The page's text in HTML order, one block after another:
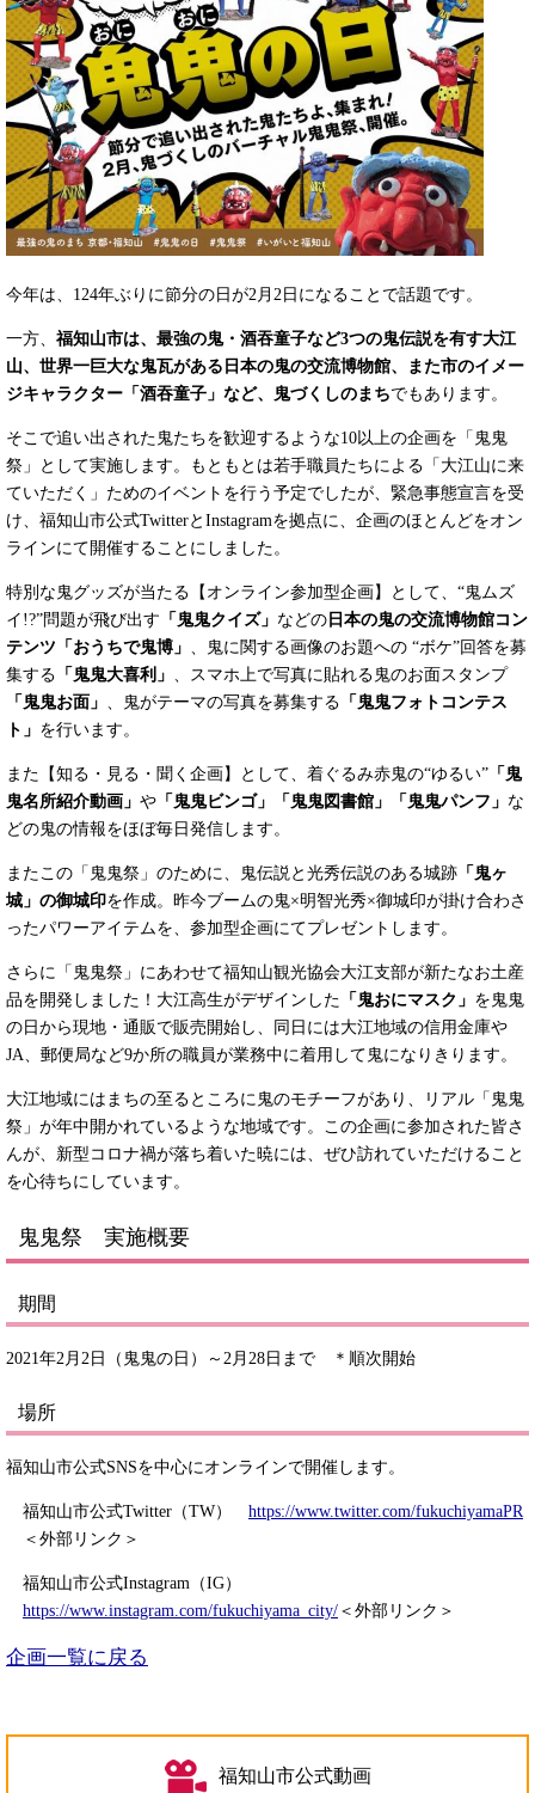
今年は、124年ぶりに節分の日が2月2日になることで話題です。
一方、 福知山市は、最強の鬼・酒吞童子など3つの鬼伝説を有す大江
山、世界一巨大な鬼瓦がある日本の鬼の交流博物館、また市のイメー
ジキャラクター「酒吞童子」など、鬼づくしのまちでもあります 。
そこで追い出された鬼たちを歓迎するような10以上の企画を「鬼鬼
祭」として実施します。もともとは若手職員たちによる「大江山に来
ていただく」ためのイベントを行う予定でしたが、緊急事態宣言を受
け、福知山市公式TwitterとInstagramを拠点に、企画のほとんどをオン
ラインにて開催することにしました。
特別な鬼グッズが当たる【オンライン参加型企画】として、“鬼ムズ
イ!?”問題が飛び出す 「鬼鬼クイズ」 などの 日本の鬼の交流博物館コン
テンツ「おうちで鬼博」
、鬼に関する画像のお題への “ボケ”回答を募
集する 「鬼鬼大喜利」
、スマホ上で写真に貼れる鬼のお面スタンプ
「鬼鬼お面」
、鬼がテーマの写真を募集する 「鬼鬼フォトコンテス
ト」 を行います。
また【知る・見る・聞く企画】として、着ぐるみ赤鬼の“ゆるい” 「鬼
鬼名所紹介動画」 や 「鬼鬼ビンゴ」「鬼鬼図書館」「鬼鬼パンフ」 な
どの鬼の情報をほぼ毎日発信します。
またこの「鬼鬼祭」のために、鬼伝説と光秀伝説のある城跡 「鬼ヶ
城」の御城印を作成。昨今ブームの鬼×明智光秀×御城印が掛け合わさ
ったパワーアイテムを、参加型企画にてプレゼントします。
さらに「鬼鬼祭」にあわせて福知山観光協会大江支部が新たなお土産
品を開発しました！大江高生がデザインした 「鬼おにマスク」 を鬼鬼
の日から現地・通販で販売開始し、同日には大江地域の信用金庫や
JA、郵便局など9か所の職員が業務中に着用して鬼になりきります。
大江地域にはまちの至るところに鬼のモチーフがあり、リアル「鬼鬼
祭」が年中開かれているような地域です。この企画に参加された皆さ
んが、新型コロナ禍が落ち着いた暁には、ぜひ訪れていただけること
を心待ちにしています。
鬼鬼祭 実施概要
期間
2021年2月2日（鬼鬼の日）～2月28日まで ＊順次開始
場所
福知山市公式SNSを中心にオンラインで開催します。
福知山市公式Twitter（TW） https://www.twitter.com/fukuchiyamaPR
＜外部リンク＞
福知山市公式Instagram（IG）
https://www.instagram.com/fukuchiyama_city/ ＜外部リンク＞
企画一覧に戻る
福知山市公式動画